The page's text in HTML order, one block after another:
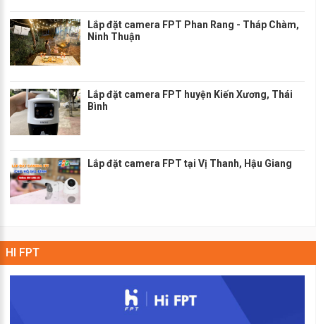
Lắp đặt camera FPT Phan Rang - Tháp Chàm,
Ninh Thuận
Lắp đặt camera FPT huyện Kiến Xương, Thái
Bình
Lắp đặt camera FPT tại Vị Thanh, Hậu Giang
HI FPT